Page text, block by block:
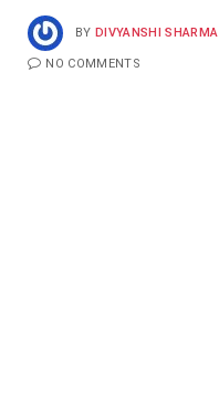
BY DIVYANSHI SHARMA
NO COMMENTS